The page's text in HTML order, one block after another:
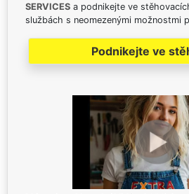
SERVICES a podnikejte ve
službách s neomezenými možnostmi
Podnikejte ve